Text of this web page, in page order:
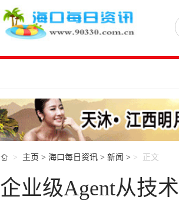
 主页 > 海口每日资讯 > 新闻 > 正文
企业级Agent从技